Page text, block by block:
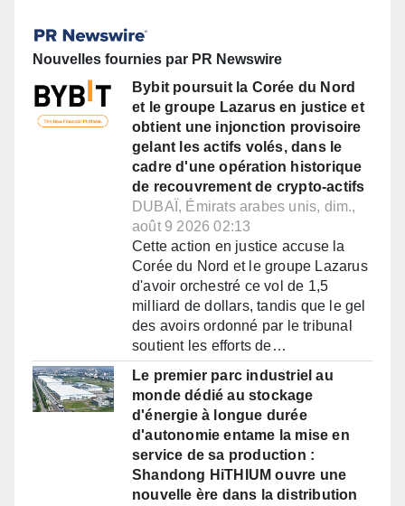
Nouvelles fournies par PR Newswire
Bybit poursuit la Corée du Nord
et le groupe Lazarus en justice et
obtient une injonction provisoire
gelant les actifs volés, dans le
cadre d'une opération historique
de recouvrement de crypto-actifs
DUBAÏ, Émirats arabes unis, dim.,
août 9 2026 02:13
Cette action en justice accuse la
Corée du Nord et le groupe Lazarus
d'avoir orchestré ce vol de 1,5
milliard de dollars, tandis que le gel
des avoirs ordonné par le tribunal
soutient les efforts de…
Le premier parc industriel au
monde dédié au stockage
d'énergie à longue durée
d'autonomie entame la mise en
service de sa production :
Shandong HiTHIUM ouvre une
nouvelle ère dans la distribution